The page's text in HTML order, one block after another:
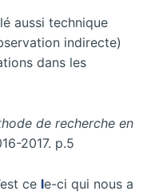
aussi technique
indirecte)
dans les
de recherche en
2017. p.5
ce le-ci qui nous a